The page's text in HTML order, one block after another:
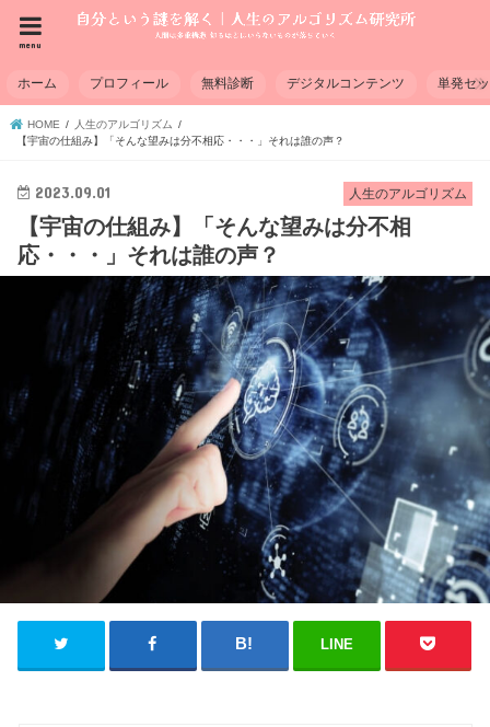
menu
ホーム プロフィール 無料診断 デジタルコンテンツ 単発セ
HOME
人生のアルゴリズム
【宇宙の仕組み】「そんな望みは分不相応・・・」それは誰の声？
人生のアルゴリズム
2023.09.01
【宇宙の仕組み】「そんな望みは分不相
応・・・」それは誰の声？
LINE